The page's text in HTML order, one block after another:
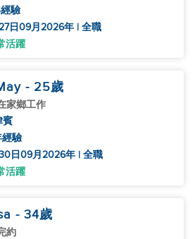
驗
日09月2026年 | 全職
活躍
- 25歲
家鄉工作
賓
驗
日09月2026年 | 全職
活躍
- 34歲
約